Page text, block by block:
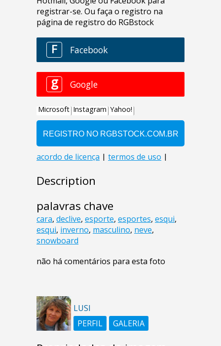
Description
palavras chave
cara, declive, esporte, esportes, esqui,
esqui, inverno, masculino, neve,
snowboard
não há comentários para esta foto
LUSI
PERFIL
GALERIA